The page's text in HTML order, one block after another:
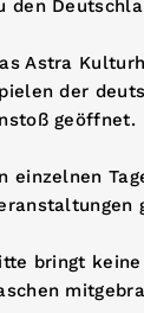
den
Astra
der
geöffnet.
einzelnen
bringt